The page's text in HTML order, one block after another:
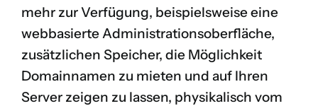
mehr zur Verfügung, beispielsweise eine
webbasierte Administrationsoberfläche,
zusätzlichen Speicher, die Möglichkeit
Domainnamen zu mieten und auf Ihren
Server zeigen zu lassen, physikalisch vom